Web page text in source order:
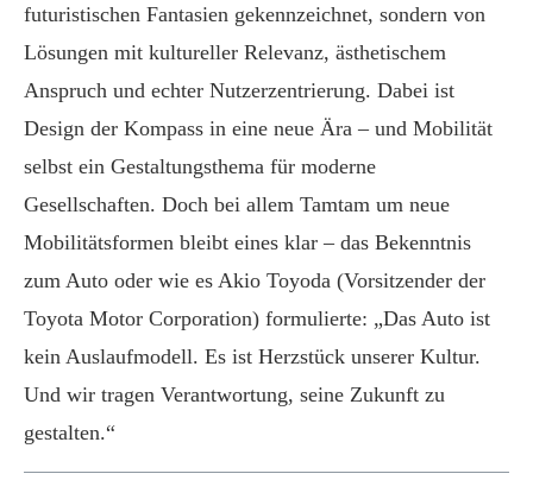
futuristischen Fantasien gekennzeichnet, sondern von
Lösungen mit kultureller Relevanz, ästhetischem
Anspruch und echter Nutzerzentrierung. Dabei ist
Design der Kompass in eine neue Ära – und Mobilität
selbst ein Gestaltungsthema für moderne
Gesellschaften. Doch bei allem Tamtam um neue
Mobilitätsformen bleibt eines klar – das Bekenntnis
zum Auto oder wie es Akio Toyoda (Vorsitzender der
Toyota Motor Corporation) formulierte: „Das Auto ist
kein Auslaufmodell. Es ist Herzstück unserer Kultur.
Und wir tragen Verantwortung, seine Zukunft zu
gestalten.“